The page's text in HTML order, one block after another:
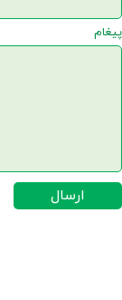
پیغام
ارسال